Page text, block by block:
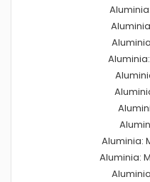
Aluminia:
Aluminia: